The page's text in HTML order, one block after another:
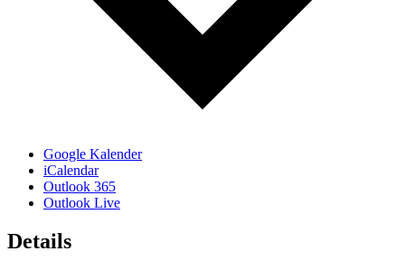
Google Kalender
iCalendar
Outlook 365
Outlook Live
Details